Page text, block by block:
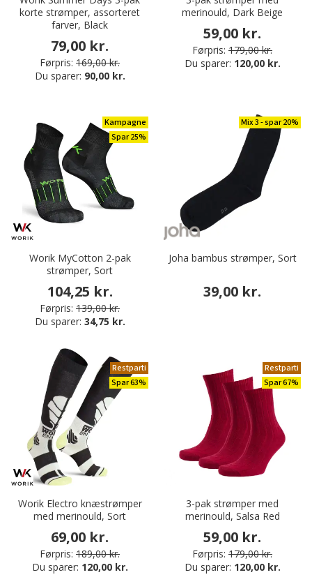
korte strømper, assorteret
farver, Black
79,00 kr.
Førpris: 169,00 kr.
Du sparer: 90,00 kr.
merinould, Dark Beige
59,00 kr.
Førpris: 179,00 kr.
Du sparer: 120,00 kr.
Kampagne
Spar 25%
Worik MyCotton 2-pak
strømper, Sort
104,25 kr.
Førpris: 139,00 kr.
Du sparer: 34,75 kr.
Mix 3 - spar 20%
Joha bambus strømper, Sort
39,00 kr.
Restparti
Spar 63%
Worik Electro knæstrømper
med merinould, Sort
69,00 kr.
Førpris: 189,00 kr.
Du sparer: 120,00 kr.
Restparti
Spar 67%
3-pak strømper med
merinould, Salsa Red
59,00 kr.
Førpris: 179,00 kr.
Du sparer: 120,00 kr.